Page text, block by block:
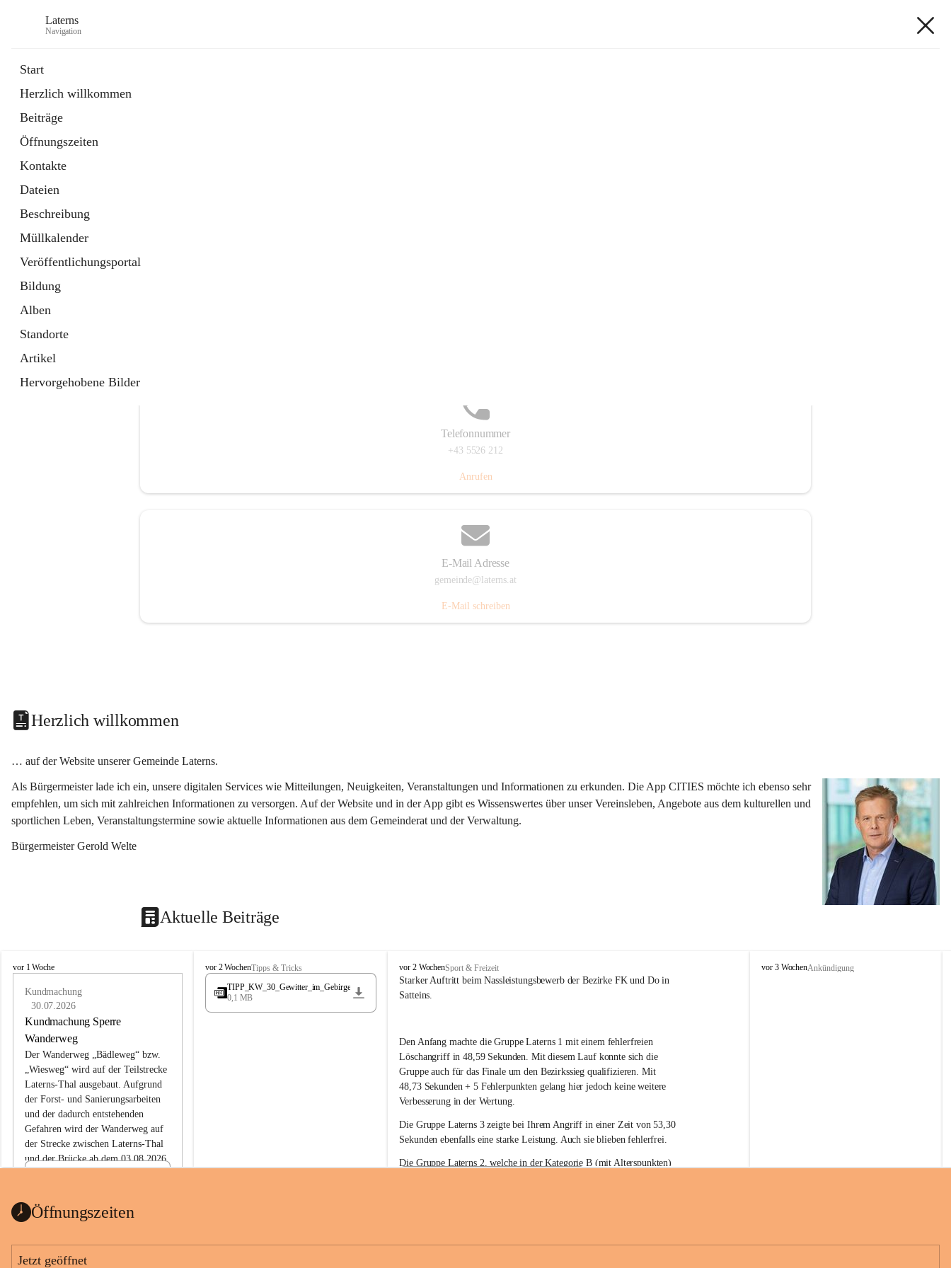
Laterns
Navigation
Start
Herzlich willkommen
Beiträge
Öffnungszeiten
Kontakte
Dateien
Beschreibung
Müllkalender
Veröffentlichungsportal
Bildung
Alben
Standorte
Artikel
Hervorgehobene Bilder
Telefonnummer
+43 5526 212
Anrufen
E-Mail Adresse
gemeinde@laterns.at
E-Mail schreiben
Herzlich willkommen
… auf der Website unserer Gemeinde Laterns.
Als Bürgermeister lade ich ein, unsere digitalen Services wie Mitteilungen, Neuigkeiten, Veranstaltungen und Informationen zu erkunden. Die App CITIES möchte ich ebenso sehr
empfehlen, um sich mit zahlreichen Informationen zu versorgen. Auf der Website und in der App gibt es Wissenswertes über unser Vereinsleben, Angebote aus dem kulturellen und
sportlichen Leben, Veranstaltungstermine sowie aktuelle Informationen aus dem Gemeinderat und der Verwaltung.
Bürgermeister Gerold Welte
Aktuelle Beiträge
L
vor 1 Woche
Kundmachung
30.07.2026
Kundmachung Sperre
Wanderweg
Der Wanderweg „Bädleweg“ bzw.
„Wiesweg“ wird auf der Teilstrecke
Laterns-Thal ausgebaut. Aufgrund
der Forst- und Sanierungsarbeiten
und der dadurch entstehenden
Gefahren wird der Wanderweg auf
der Strecke zwischen Laterns-Thal
und der Brücke ab dem 03.08.2026
ht
1 Seite•0,1 MB
L
a
e
vor 2 WochenTipps & Tricks
TIPP_KW_30_Gewitter_im_Gebirge
0,1 MB
F
r
e
l
l
i
g
e
F
e
u
e
r
w
t
vor 2 WochenSport & Freizeit
Starker Auftritt beim Nassleistungsbewerb der Bezirke FK und Do in
Satteins.
Den Anfang machte die Gruppe Laterns 1 mit einem fehlerfreien
Löschangriff in 48,59 Sekunden. Mit diesem Lauf konnte sich die
Gruppe auch für das Finale um den Bezirkssieg qualifizieren. Mit
48,73 Sekunden + 5 Fehlerpunkten gelang hier jedoch keine weitere
Verbesserung in der Wertung.
Die Gruppe Laterns 3 zeigte bei Ihrem Angriff in einer Zeit von 53,30
Sekunden ebenfalls eine starke Leistung. Auch sie blieben fehlerfrei.
Die Gruppe Laterns 2, welche in der Kategorie B (mit Alterspunkten)
L
vor 3 WochenAnkündigung
Öffnungszeiten
Jetzt geöffnet